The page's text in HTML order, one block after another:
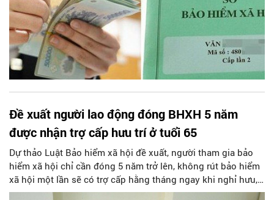
Đề xuất người lao động đóng BHXH 5 năm
được nhận trợ cấp hưu trí ở tuổi 65
Dự thảo Luật Bảo hiểm xã hội đề xuất, người tham gia bảo
hiểm xã hội chỉ cần đóng 5 năm trở lên, không rút bảo hiểm
xã hội một lần sẽ có trợ cấp hằng tháng ngay khi nghỉ hưu,
hoặc từ 65 tuổi.